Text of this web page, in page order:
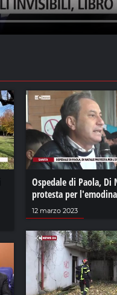
Ospedale di Paola, Di
protesta per
12 marzo 2023